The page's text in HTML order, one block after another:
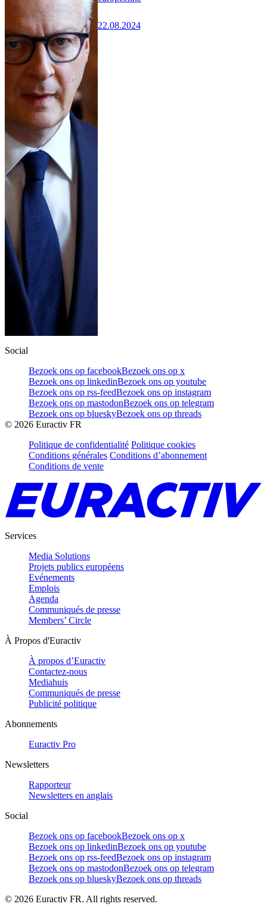
22.08.2024
Social
Bezoek ons op facebookBezoek ons op x
Bezoek ons op linkedinBezoek ons op youtube
Bezoek ons op rss-feedBezoek ons op instagram
Bezoek ons op mastodonBezoek ons op telegram
Bezoek ons op blueskyBezoek ons op threads
© 2026 Euractiv FR
Politique de confidentialité Politique cookies
Conditions générales Conditions d’abonnement
Conditions de vente
Services
Media Solutions
Projets publics européens
Evénements
Emplois
Agenda
Communiqués de presse
Members’ Circle
À Propos d'Euractiv
À propos d’Euractiv
Contactez-nous
Mediahuis
Communiqués de presse
Publicité politique
Abonnements
Euractiv Pro
Newsletters
Rapporteur
Newsletters en anglais
Social
Bezoek ons op facebookBezoek ons op x
Bezoek ons op linkedinBezoek ons op youtube
Bezoek ons op rss-feedBezoek ons op instagram
Bezoek ons op mastodonBezoek ons op telegram
Bezoek ons op blueskyBezoek ons op threads
© 2026 Euractiv FR. All rights reserved.